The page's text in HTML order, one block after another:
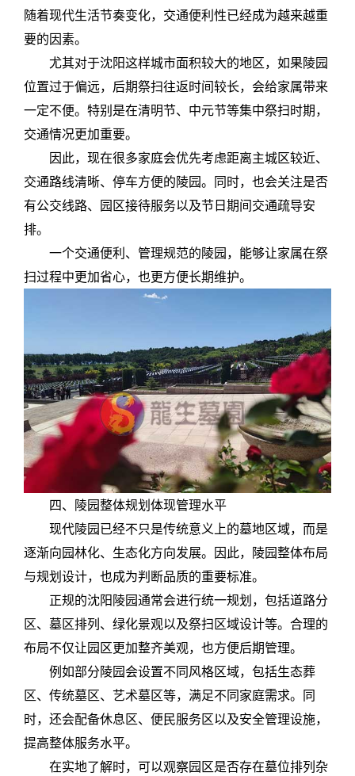
随着现代生活节奏变化，交通便利性已经成为越来越重
要的因素。
尤其对于沈阳这样城市面积较大的地区，如果陵园
位置过于偏远，后期祭扫往返时间较长，会给家属带来
一定不便。特别是在清明节、中元节等集中祭扫时期，
交通情况更加重要。
因此，现在很多家庭会优先考虑距离主城区较近、
交通路线清晰、停车方便的陵园。同时，也会关注是否
有公交线路、园区接待服务以及节日期间交通疏导安
排。
一个交通便利、管理规范的陵园，能够让家属在祭
扫过程中更加省心，也更方便长期维护。
四、陵园整体规划体现管理水平
现代陵园已经不只是传统意义上的墓地区域，而是
逐渐向园林化、生态化方向发展。因此，陵园整体布局
与规划设计，也成为判断品质的重要标准。
正规的沈阳陵园通常会进行统一规划，包括道路分
区、墓区排列、绿化景观以及祭扫区域设计等。合理的
布局不仅让园区更加整齐美观，也方便后期管理。
例如部分陵园会设置不同风格区域，包括生态葬
区、传统墓区、艺术墓区等，满足不同家庭需求。同
时，还会配备休息区、便民服务区以及安全管理设施，
提高整体服务水平。
在实地了解时，可以观察园区是否存在墓位排列杂